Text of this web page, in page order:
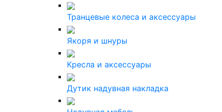
Транцевые колеса и аксессуары
Якоря и шнуры
Кресла и аксессуары
Дутик надувная накладка